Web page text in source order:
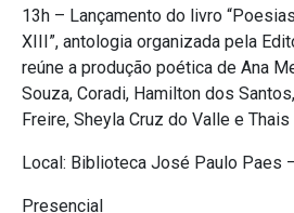
13h – Lançamento do livro
XIII”, antologia organizada pela
reúne a produção poética de Ana
Souza, Coradi, Hamilton dos
Freire, Sheyla Cruz do Valle e
Local: Biblioteca José Paulo Paes
Presencial